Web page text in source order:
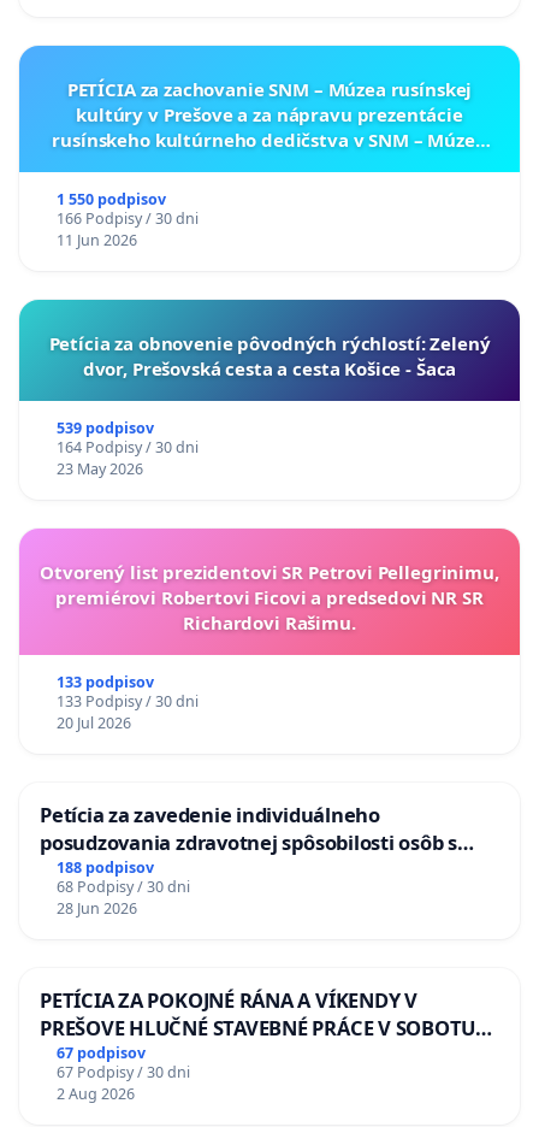
PETÍCIA za zachovanie SNM – Múzea rusínskej
kultúry v Prešove a za nápravu prezentácie
rusínskeho kultúrneho dedičstva v SNM – Múzeu
1 550 podpisov
166 Podpisy / 30 dni
11 Jun 2026
​Petícia za obnovenie pôvodných rýchlostí: Zelený
dvor, Prešovská cesta a cesta Košice - Šaca
539 podpisov
164 Podpisy / 30 dni
23 May 2026
Otvorený list prezidentovi SR Petrovi Pellegrinimu,
premiérovi Robertovi Ficovi a predsedovi NR SR
Richardovi Rašimu.
133 podpisov
133 Podpisy / 30 dni
20 Jul 2026
Petícia za zavedenie individuálneho
posudzovania zdravotnej spôsobilosti osôb s
diabetom 1. a 2. typu pri prijímaní do
Policajného zboru SR
188 podpisov
68 Podpisy / 30 dni
28 Jun 2026
PETÍCIA ZA POKOJNÉ RÁNA A VÍKENDY V
PREŠOVE HLUČNÉ STAVEBNÉ PRÁCE V SOBOTU
LEN OD 9.00 DO 13.00 HOD., CEZ PRACOVNÝ
TÝŽDEŇ CIEĽ 8.00 – 18.00 HOD. A PRAVIDELNÁ
KONTROLA STAVBY C-AREA NA
67 podpisov
67 Podpisy / 30 dni
2 Aug 2026